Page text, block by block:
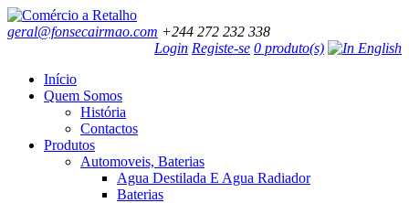
geral@fonsecairmao.com +244 272 232 338
Login Registe-se 0 produto(s)
Início
Quem Somos
História
Contactos
Produtos
Automoveis, Baterias
Agua Destilada E Agua Radiador
Baterias